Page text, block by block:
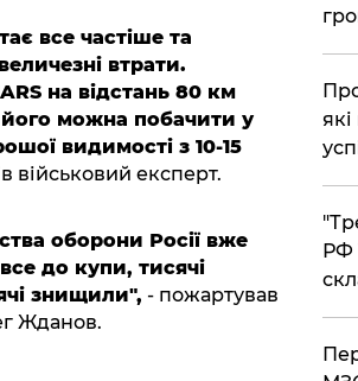
все частіше та
втрати.
на відстань 80 км
можна побачити у
видимості з 10-15
військовий експерт.
оборони Росії вже
до купи, тисячі
знищили", - пожартував
Жданов.
РФ